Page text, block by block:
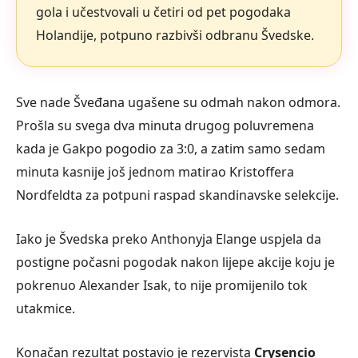
gola i učestvovali u četiri od pet pogodaka
Holandije, potpuno razbivši odbranu Švedske.
Sve nade Šveđana ugašene su odmah nakon odmora.
Prošla su svega dva minuta drugog poluvremena
kada je Gakpo pogodio za 3:0, a zatim samo sedam
minuta kasnije još jednom matirao Kristoffera
Nordfeldta za potpuni raspad skandinavske selekcije.
Iako je Švedska preko Anthonyja Elange uspjela da
postigne počasni pogodak nakon lijepe akcije koju je
pokrenuo Alexander Isak, to nije promijenilo tok
utakmice.
Konačan rezultat postavio je rezervista Crysencio